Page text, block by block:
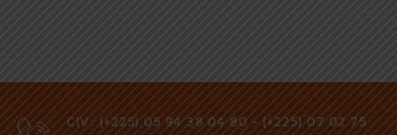
CIV: (+225) 05 94 38 04 80 - (+225) 07 02 75